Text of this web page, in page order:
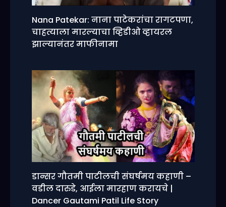
Nana Patekar: नाना पाटेकरांचा रागटपणा,
चाहत्याला मारल्याचा व्हिडीओ व्हायरल
झाल्यानंतर माफीनामा
डान्सर गौतमी पाटीलची संघर्षमय कहाणी –
वडील दारुडे, आईला मारहाण करायचे |
Dancer Gautami Patil Life Story